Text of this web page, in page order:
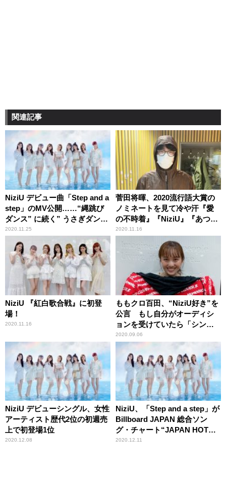
関連記事
NiziU デビュー曲「Step and a
step」のMV公開……“縄跳び
ダンス” に続く” うさぎダン
ス” に注目！
2020.11.25
菅田将暉、2020流行語大賞の
ノミネートを見て冷や汗『愛
の不時着』『NiziU』『あつ
森』も「よく知らない……」
2020.11.16
NiziU 『紅白歌合戦』に初登
場！
2020.11.16
ももクロ百田、“NiziU好き”を
公言 もし自分がオーディシ
ョンを受けていたら「シンプ
ルに一次で落ちると思う」
2020.09.06
NiziU デビューシングル、女性
アーティスト歴代2位の初週売
上で初登場1位
2020.12.08
NiziU、「Step and a step」が
Billboard JAPAN 総合ソン
グ・チャート“JAPAN HOT
100”で首位を席巻！！
2020.12.11